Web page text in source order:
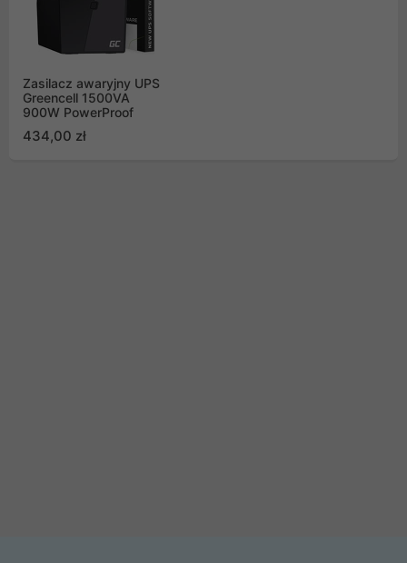
Zasilacz awaryjny UPS
Greencell 1500VA
900W PowerProof
434,00 zł